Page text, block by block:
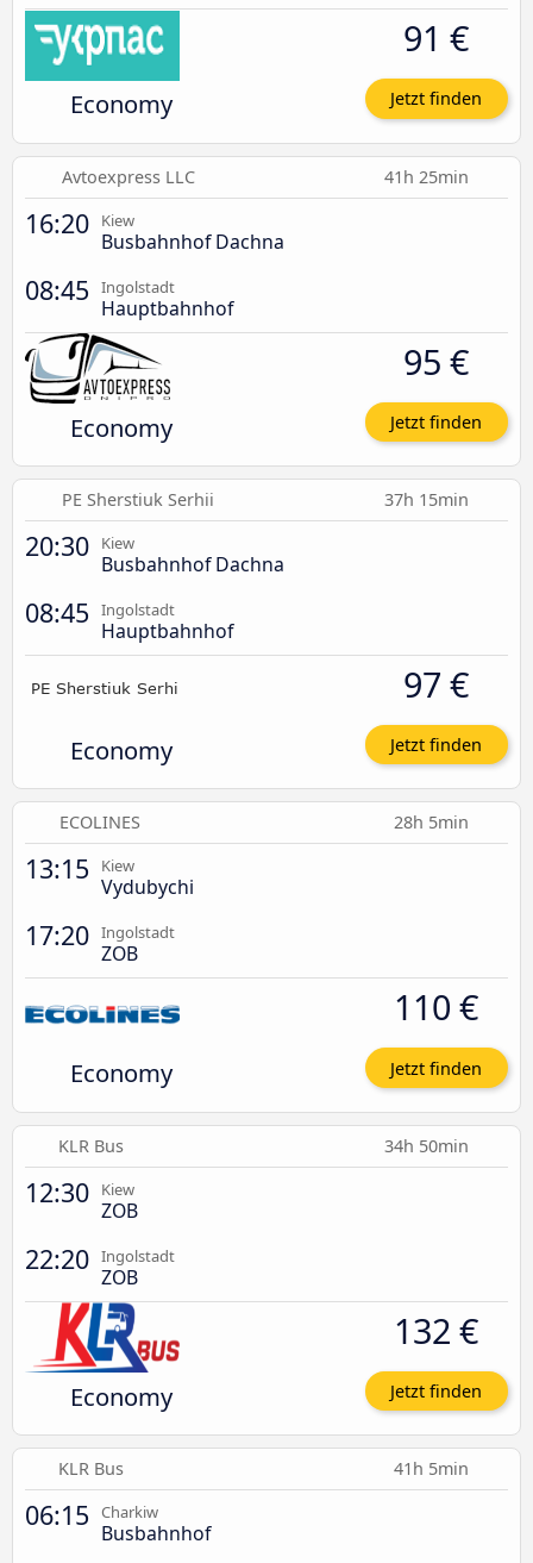
Economy
91 €
Jetzt finden
Avtoexpress LLC 41h 25min
16:20 Kiew
Busbahnhof Dachna
08:45 Ingolstadt
Hauptbahnhof
Economy
95 €
Jetzt finden
PE Sherstiuk Serhii 37h 15min
20:30 Kiew
Busbahnhof Dachna
08:45 Ingolstadt
Hauptbahnhof
Economy
97 €
Jetzt finden
ECOLINES 28h 5min
13:15 Kiew
Vydubychi
17:20 Ingolstadt
ZOB
Economy
110 €
Jetzt finden
KLR Bus 34h 50min
12:30 Kiew
ZOB
22:20 Ingolstadt
ZOB
Economy
132 €
Jetzt finden
KLR Bus 41h 5min
06:15 Charkiw
Busbahnhof